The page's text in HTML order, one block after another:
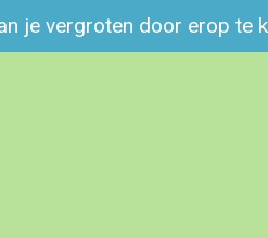
je vergroten door erop te